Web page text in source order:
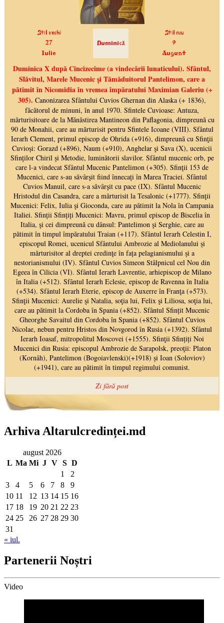
Arhiva Altarulcredinței.md
august 2026
L Ma Mi J V S D
1
2
3
4 5 6 7 8
9
10 11 12 13 14 15 16
17 18 19 20 21 22 23
24 25 26 27 28 29 30
31
« iul.
Partenerii Noștri
Video